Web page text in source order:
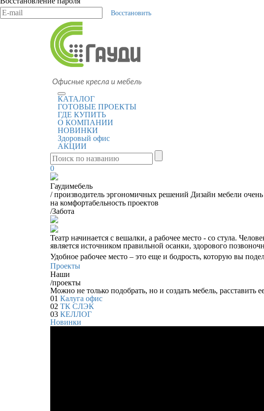
Восстановить
КАТАЛОГ
ГОТОВЫЕ ПРОЕКТЫ
ГДЕ КУПИТЬ
О КОМПАНИИ
НОВИНКИ
Здоровый офис
АКЦИИ
0
Гаудимебель
/ производитель эргономичных решений Дизайн мебели
на комфортабельность проектов
/Забота
Театр начинается с вешалки, а рабочее место - со стула.
является источником правильной осанки, здорового
Удобное рабочее место – это еще и бодрость, которую вы
Проекты
Наши
/проекты
Можно не только подобрать, но и создать мебель, расставить
01 Калуга офис
02 ТК СЛЭК
03 КЕЛЛОГ
Новинки